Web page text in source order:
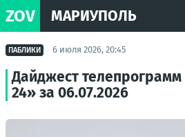
ZOV МАРИУПОЛЬ
ПАБЛИКИ 6 июля 2026, 20:45
Дайджест
24» за 06.07.2026